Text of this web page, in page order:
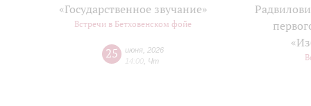
«Государственное звучание»
Встречи в Бетховенском фойе
25 июня 2026
14:00 Чт